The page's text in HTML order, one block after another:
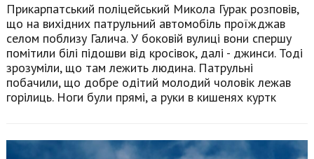
Прикарпатський поліцейський Микола Гурак розповів,
що на вихідних патрульний автомобіль проїжджав
селом поблизу Галича. У боковій вулиці вони спершу
помітили білі підошви від кросівок, далі - джинси. Тоді
зрозуміли, що там лежить людина. Патрульні
побачили, що добре одітий молодий чоловік лежав
горілиць. Ноги були прямі, а руки в кишенях куртк